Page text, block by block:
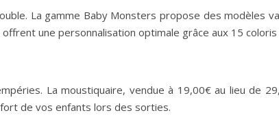
La gamme Baby Monsters propose des modèles
une personnalisation optimale grâce aux 15
La moustiquaire, vendue à 19,00€ au lieu de
de vos enfants lors des sorties.